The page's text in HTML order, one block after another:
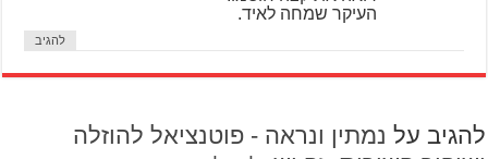
העיקר שמחה לאיד.
להגיב
להגיב על נמתין ונראה - פוטנציאל להוזלה